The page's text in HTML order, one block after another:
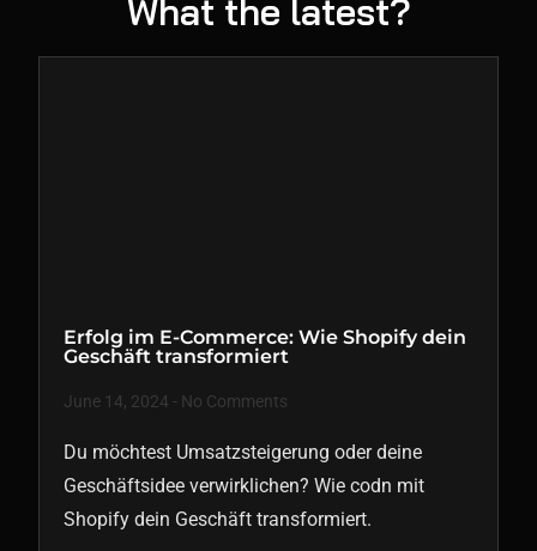
What the latest?
Erfolg im E-Commerce: Wie Shopify dein
Geschäft transformiert
June 14, 2024 No Comments
Du möchtest Umsatzsteigerung oder deine
Geschäftsidee verwirklichen? Wie codn mit
Shopify dein Geschäft transformiert.